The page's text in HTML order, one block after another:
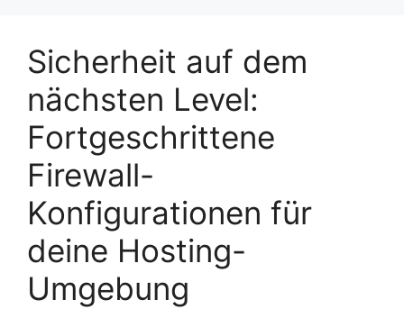
Sicherheit auf dem
nächsten Level:
Fortgeschrittene
Firewall-
Konfigurationen für
deine Hosting-
Umgebung